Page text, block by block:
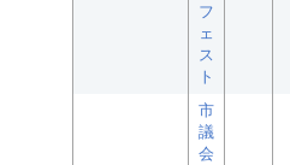
フ
ェ
ス
ト
市
議
会